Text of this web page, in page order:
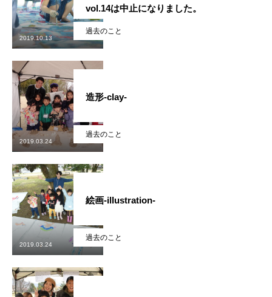
Instagram
かかみがはら暮らし委員会とは？
過去のこと
vol.14は中止になりました。
2019.10.13
過去のこと
造形-clay-
2019.03.24
過去のこと
絵画-illustration-
2019.03.24